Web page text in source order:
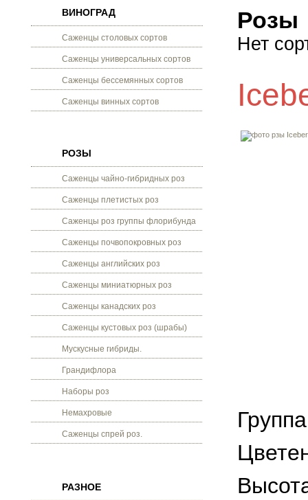
ВИНОГРАД
Саженцы столовых сортов
Саженцы универсальных сортов
Саженцы бессемянных сортов
Саженцы винных сортов
РОЗЫ
Саженцы чайно-гибридных роз
Саженцы плетистых роз
Саженцы роз группы флорибунда
Саженцы почвопокровных роз
Саженцы английских роз
Саженцы миниатюрных роз
Саженцы канадских роз
Саженцы кустовых роз (шрабы)
Мускусные гибриды.
Грандифлора
Наборы роз
Немахровые
Саженцы спрей роз.
РАЗНОЕ
Розы
Нет